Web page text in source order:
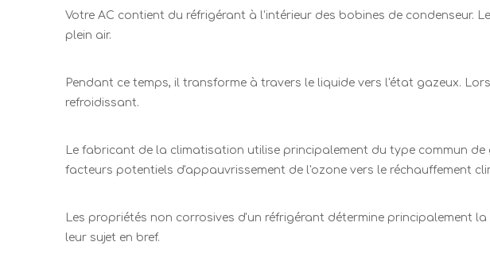
Votre AC contient du réfrigérant à l'intérieur des bobines de condenseur.
plein air.
Pendant ce temps, il transforme à travers le liquide vers l'état gazeux.
refroidissant.
Le fabricant de la climatisation utilise principalement du type commun
facteurs potentiels d'appauvrissement de l'ozone vers le réchauffement
Les propriétés non corrosives d'un réfrigérant détermine principalement
leur sujet en bref.